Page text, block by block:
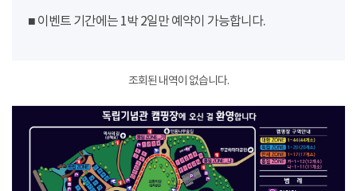
■ 이벤트 기간에는 1박 2일만 예약이 가능합니다.
조회된 내역이 없습니다.